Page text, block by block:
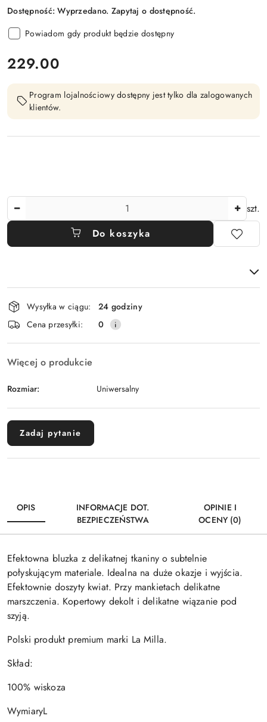
Dostępność:Wyprzedano. Zapytaj o dostępność.
Powiadom gdy produkt będzie dostępny
cena:
229.00
Program lojalnościowy dostępny jest tylko dla zalogowanych
klientów.
szt.
Do koszyka
Dostępność
i
dostawa
Wysyłka w ciągu:
24 godziny
Cena przesyłki:
0
Więcej o produkcie
Rozmiar: Uniwersalny
Zadaj pytanie
OPIS
INFORMACJE DOT.
BEZPIECZEŃSTWA
OPINIE I
OCENY (0)
Efektowna bluzka z delikatnej tkaniny o subtelnie
połyskującym materiale. Idealna na duże okazje i wyjścia.
Efektownie doszyty kwiat. Przy mankietach delikatne
marszczenia. Kopertowy dekolt i delikatne wiązanie pod
szyją.
Polski produkt premium marki La Milla.
Skład:
100% wiskoza
WymiaryL